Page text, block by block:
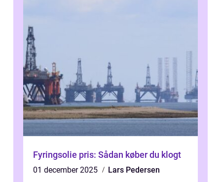
Fyringsolie pris: Sådan køber du klogt
01 december 2025
Lars Pedersen